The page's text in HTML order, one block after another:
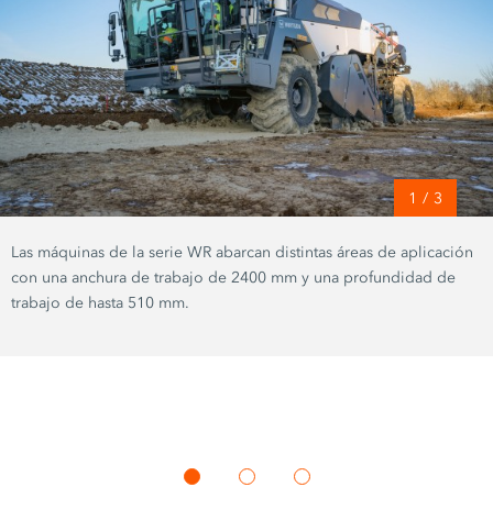
1 / 3
Las máquinas de la serie WR abarcan distintas áreas de aplicación
con una anchura de trabajo de 2400 mm y una profundidad de
trabajo de hasta 510 mm.